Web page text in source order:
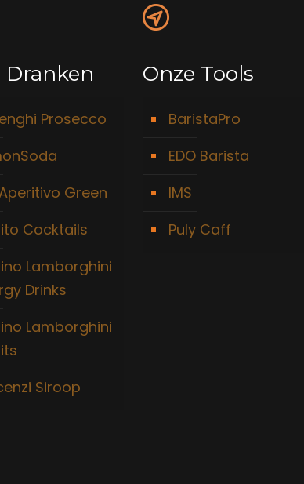
Dranken
Prosecco
Aperitivo Green
Cocktails
Lamborghini
Drinks
Lamborghini
Siroop
Onze Tools
BaristaPro
EDO Barista
IMS
Puly Caff